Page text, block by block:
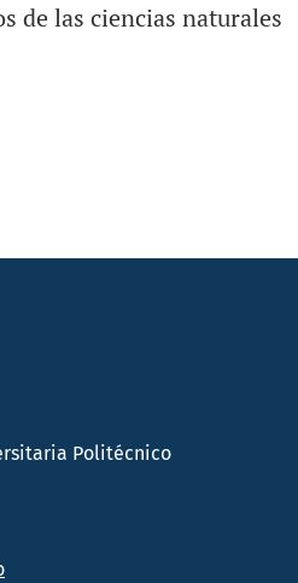
de las ciencias naturales
Politécnico